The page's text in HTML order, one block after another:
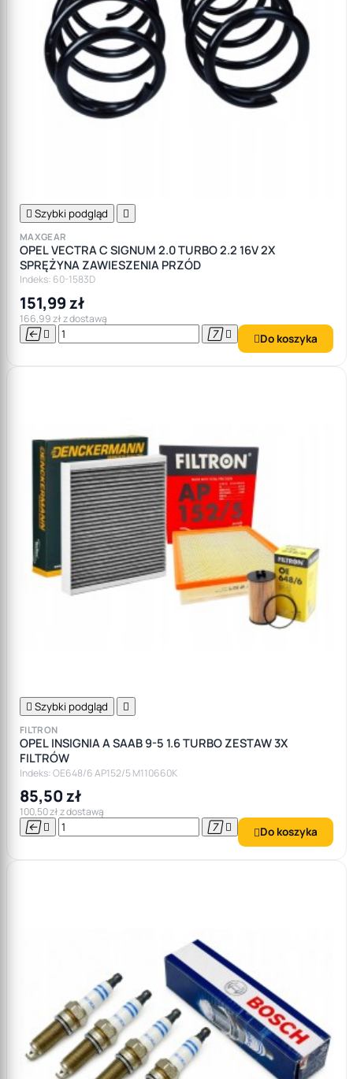
 Szybki podgląd 
MAXGEAR
OPEL VECTRA C SIGNUM 2.0 TURBO 2.2 16V 2X
SPRĘŻYNA ZAWIESZENIA PRZÓD
Indeks: 60-1583D
151,99 zł
166,99 zł z dostawą
    Do koszyka
 Szybki podgląd 
FILTRON
OPEL INSIGNIA A SAAB 9-5 1.6 TURBO ZESTAW 3X
FILTRÓW
Indeks: OE648/6 AP152/5 M110660K
85,50 zł
100,50 zł z dostawą
    Do koszyka